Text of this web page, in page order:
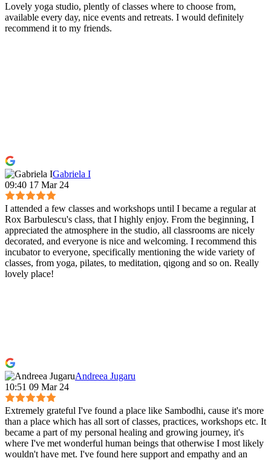
Lovely yoga studio, plently of classes where to choose from,
available every day, nice events and retreats. I would definitely
recommend it to my friends.
Gabriela I
09:40 17 Mar 24
I attended a few classes and workshops until I became a regular at
Rox Barbulescu's class, that I highly enjoy. From the beginning, I
appreciated the atmosphere in the studio, all classrooms are nicely
decorated, and everyone is nice and welcoming. I recommend this
incubator to everyone, specifically mentioning the wide variety of
classes, from yoga, pilates, to meditation, qigong and so on. Really
lovely place!
Andreea Jugaru
10:51 09 Mar 24
Extremely grateful I've found a place like Sambodhi, cause it's more
than a place which has all sort of classes, practices, workshops etc. It
became a part of my personal healing and growing journey, it's
where I've met wonderful human beings that otherwise I most likely
wouldn't have met. I've found here support and empathy and an